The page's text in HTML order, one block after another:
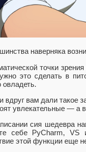
наверняка
точки
это сделать в
овладеть.
вдруг вам дали такое
увлекательные — а
сия шедевра
себе PyCharm, VS
этой функции еще